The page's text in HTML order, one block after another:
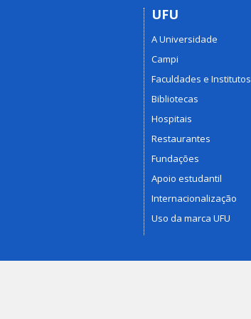
UFU
A Universidade
Campi
Faculdades e Institutos
Bibliotecas
Hospitais
Restaurantes
Fundações
Apoio estudantil
Internacionalização
Uso da marca UFU